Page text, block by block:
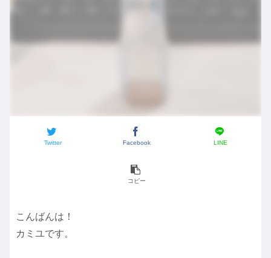
Twitter Facebook LINE
コピー
こんばんは！
カミユです。